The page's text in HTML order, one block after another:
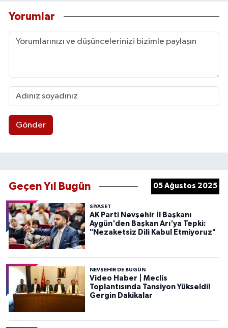
Yorumlar
Gönder
Geçen Yıl Bugün 05 Ağustos 2025
SIYASET
AK Parti Nevşehir İl Başkanı
Aygün'den Başkan Arı'ya Tepki:
"Nezaketsiz Dili Kabul Etmiyoruz"
NEVŞEHIR DE BUGÜN
Video Haber | Meclis
Toplantısında Tansiyon Yükseldi!
Gergin Dakikalar